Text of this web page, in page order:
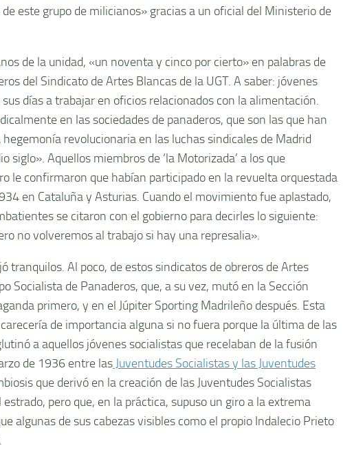
este grupo de milicianos» gracias a un oficial del Ministerio de
de la unidad, «un noventa y cinco por cierto» en palabras de
del Sindicato de Artes Blancas de la UGT. A saber: jóvenes
días a trabajar en oficios relacionados con la alimentación.
en las sociedades de panaderos, que son las que han
revolucionaria en las luchas sindicales de Madrid
siglo». Aquellos miembros de ‘la Motorizada’ a los que
le confirmaron que habían participado en la revuelta orquestada
en Cataluña y Asturias. Cuando el movimiento fue aplastado,
se citaron con el gobierno para decirles lo siguiente:
no volveremos al trabajo si hay una represalia».
tranquilos. Al poco, de estos sindicatos de obreros de Artes
Socialista de Panaderos, que, a su vez, mutó en la Sección
primero, y en el Júpiter Sporting Madrileño después. Esta
de importancia alguna si no fuera porque la última de las
a aquellos jóvenes socialistas que recelaban de la fusión
de 1936 entre las Juventudes Socialistas y las Juventudes
que derivó en la creación de las Juventudes Socialistas
pero que, en la práctica, supuso un giro a la extrema
algunas de sus cabezas visibles como el propio Indalecio Prieto